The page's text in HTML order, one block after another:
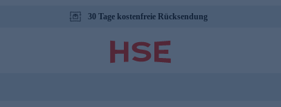
30 Tage kostenfreie Rücksendung